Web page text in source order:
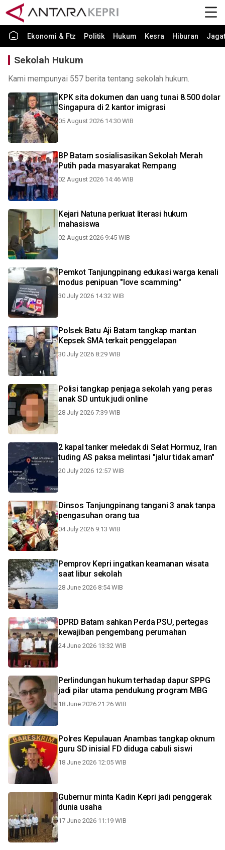
Ekonomi & Ftz Politik Hukum Kesra Hiburan Jagat
Sekolah Hukum
Kami mempunyai 557 berita tentang sekolah hukum.
KPK sita dokumen dan uang tunai 8.500 dolar
Singapura di 2 kantor imigrasi
05 August 2026 14:30 WIB
BP Batam sosialisasikan Sekolah Merah
Putih pada masyarakat Rempang
02 August 2026 14:46 WIB
Kejari Natuna perkuat literasi hukum
mahasiswa
02 August 2026 9:45 WIB
Pemkot Tanjungpinang edukasi warga kenali
modus penipuan "love scamming"
30 July 2026 14:32 WIB
Polsek Batu Aji Batam tangkap mantan
Kepsek SMA terkait penggelapan
30 July 2026 8:29 WIB
Polisi tangkap penjaga sekolah yang peras
anak SD untuk judi online
28 July 2026 7:39 WIB
2 kapal tanker meledak di Selat Hormuz, Iran
tuding AS paksa melintasi "jalur tidak aman"
20 July 2026 12:57 WIB
Dinsos Tanjungpinang tangani 3 anak tanpa
pengasuhan orang tua
04 July 2026 9:13 WIB
Pemprov Kepri ingatkan keamanan wisata
saat libur sekolah
28 June 2026 8:54 WIB
DPRD Batam sahkan Perda PSU, pertegas
kewajiban pengembang perumahan
24 June 2026 13:32 WIB
Perlindungan hukum terhadap dapur SPPG
jadi pilar utama pendukung program MBG
18 June 2026 21:26 WIB
Polres Kepulauan Anambas tangkap oknum
guru SD inisial FD diduga cabuli siswi
18 June 2026 12:05 WIB
Gubernur minta Kadin Kepri jadi penggerak
dunia usaha
17 June 2026 11:19 WIB